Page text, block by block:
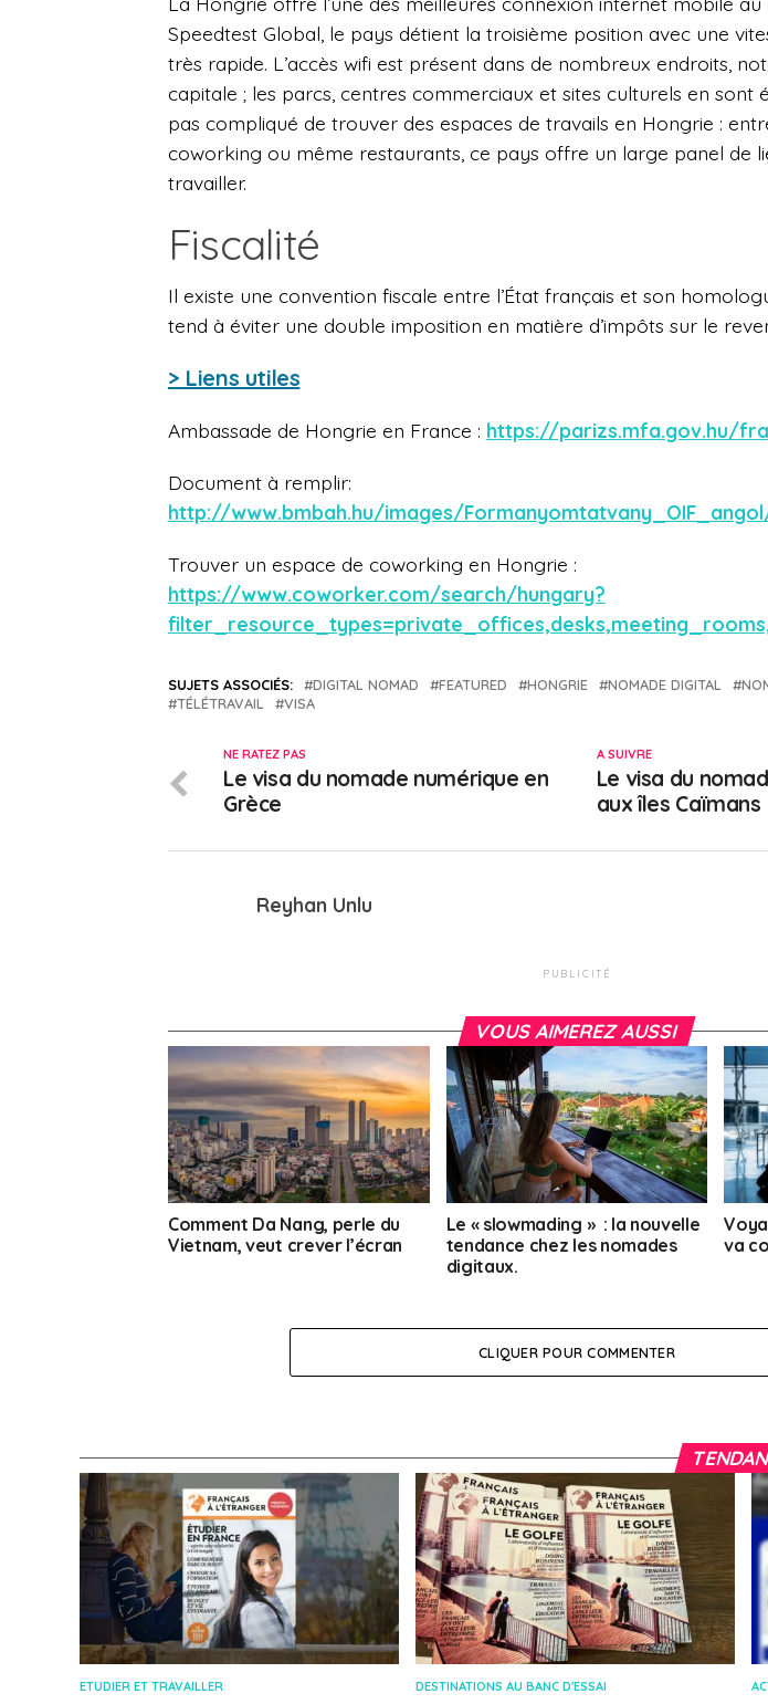
Speedtest Global, le pays détient la troisième position avec une
très rapide. L’accès wifi est présent dans de nombreux endroits,
capitale ; les parcs, centres commerciaux et sites culturels en sont
pas compliqué de trouver des espaces de travails en Hongrie :
coworking ou même restaurants, ce pays offre un large panel de
travailler.
Fiscalité
Il existe une convention fiscale entre l’État français et son
tend à éviter une double imposition en matière d’impôts sur le
> Liens utiles
Ambassade de Hongrie en France : https://parizs.mfa.gov.hu/fra
Document à remplir:
http://www.bmbah.hu/images/
Trouver un espace de coworking en Hongrie :
https://www.coworker.com/search/hungary?
SUJETS ASSOCIÉS: DIGITAL NOMAD FEATURED HONGRIE NOMADE DIGITAL
TÉLÉTRAVAIL
VISA
A SUIVRE
Le visa du
aux îles Caïmans
NE RATEZ PAS
Le visa du nomade numérique en
Grèce
Reyhan Unlu
PUBLICITÉ
VOUS AIMEREZ AUSSI
Comment Da Nang, perle du
Vietnam, veut crever l’écran
Le « slowmading » : la nouvelle
tendance chez les nomades
digitaux.
va
CLIQUER POUR COMMENTER
ETUDIER ET TRAVAILLER DESTINATIONS AU BANC D'ESSAI